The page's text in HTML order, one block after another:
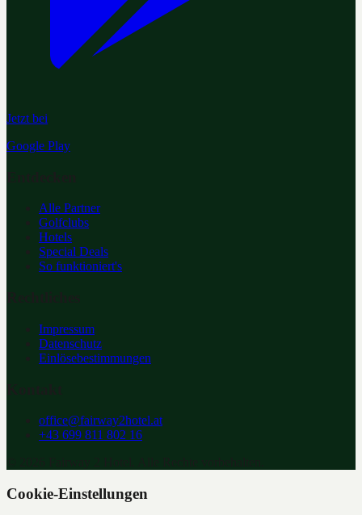
Jetzt bei
Google Play
Alle Partner
Golfclubs
Hotels
Special Deals
So funktioniert's
Impressum
Datenschutz
Einlösebestimmungen
office@fairway2hotel.at
+43 699 811 802 16
Cookie-Einstellungen